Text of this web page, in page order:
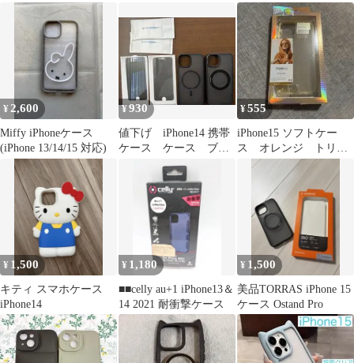
ス ホワイト iphone15
材 15Pro
¥2,600
Miffy iPhoneケース
(iPhone 13/14/15 対応)
¥930
値下げ iPhone14 携帯
ケース ケース ブラ
ック 2個セット おま
¥555
iPhone15 ソフトケー
ス オレンジ トリニ
ティ
¥ 1,500
キティ スマホケース
iPhone14
¥ 1,180
■■celly au+1 iPhone13＆
14 2021 耐衝撃ケース
¥ 1,500
美品TORRAS iPhone 15
ケース Ostand Pro